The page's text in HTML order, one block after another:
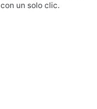
con un solo clic.